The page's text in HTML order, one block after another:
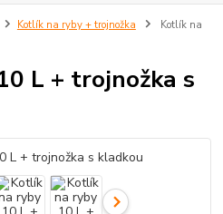
Kotlík na ryby + trojnožka
Kotlík na
L + trojnožka s